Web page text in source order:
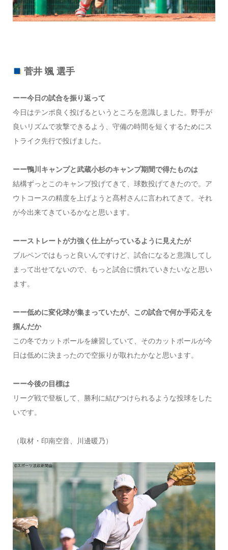
菅井 颯 選手
ーー今日の試合を振り返って
今日はテンポ良く投げるというところを意識しました。野手が
良いリズムで攻撃できるよう、守備の時間を短くするためにス
トライク先行で投げました。
ーー鴨川キャンプと武蔵小杉のキャンプ期間で得たものは
結構ずっとこのキャンプ投げてきて、球数投げてきたので。ア
ウトコースの精度を上げようと髙村さんに言われてきて。それ
が今出来てきているかなと思います。
ーーストレートが力強く仕上がっているように見えたが
ブルペンではもっと良いんですけど、試合になると意識してし
まって出せてないので、もっと試合に慣れていきたいなと思い
ます。
ーー低めに変化球が集まっていたが、この試合で何か手応えを
掴んだか
この冬でカットボールを練習していて、そのカットボールが今
日は低めに決まったので空振りが取れたかなと思います。
ーー今後の目標は
リーグ戦で登板して、勝利に結びつけられるような投球をした
いです。
（取材・印南空音、川邊暖乃）